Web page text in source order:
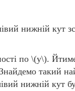
нижній кут
по \(y\).
такий
нижній кут